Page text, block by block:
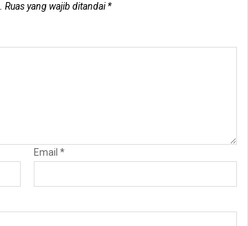
Ruas yang wajib ditandai*
Email *